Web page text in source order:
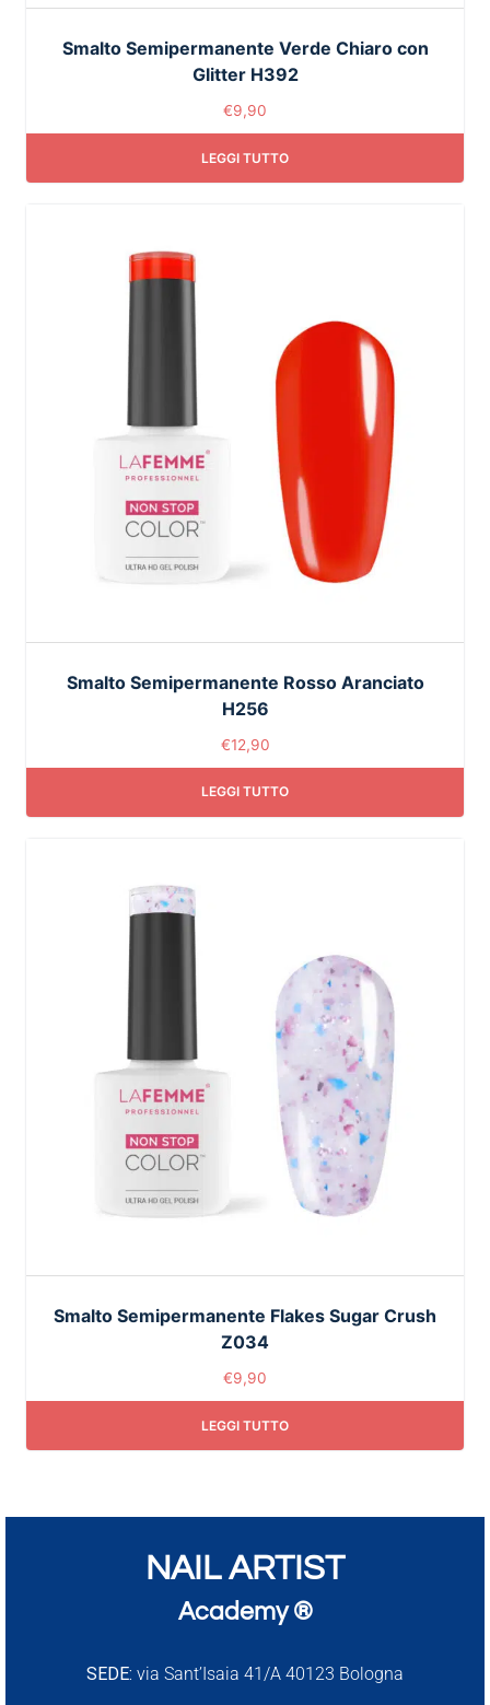
Smalto Semipermanente Verde Chiaro con
Glitter H392
€9,90
LEGGI TUTTO
Smalto Semipermanente Rosso Aranciato
H256
€12,90
LEGGI TUTTO
Smalto Semipermanente Flakes Sugar Crush
Z034
€9,90
LEGGI TUTTO
NAIL ARTIST
Academy ®
SEDE: via Sant’Isaia 41/A 40123 Bologna